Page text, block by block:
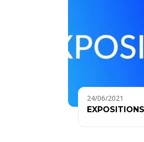
24/06/2021
EXPOSITIONS